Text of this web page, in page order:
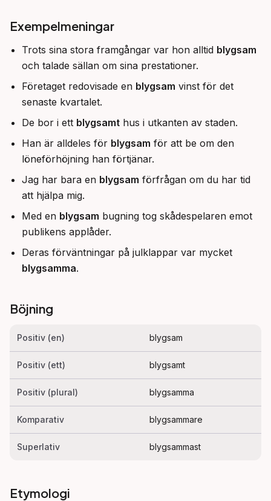
Exempelmeningar
Trots sina stora framgångar var hon alltid blygsam
och talade sällan om sina prestationer.
Företaget redovisade en blygsam vinst för det
senaste kvartalet.
De bor i ett blygsamt hus i utkanten av staden.
Han är alldeles för blygsam för att be om den
löneförhöjning han förtjänar.
Jag har bara en blygsam förfrågan om du har tid
att hjälpa mig.
Med en blygsam bugning tog skådespelaren emot
publikens applåder.
Deras förväntningar på julklappar var mycket
blygsamma.
Böjning
Positiv (en) blygsam
Positiv (ett) blygsamt
Positiv (plural) blygsamma
Komparativ blygsammare
Superlativ blygsammast
Etymologi